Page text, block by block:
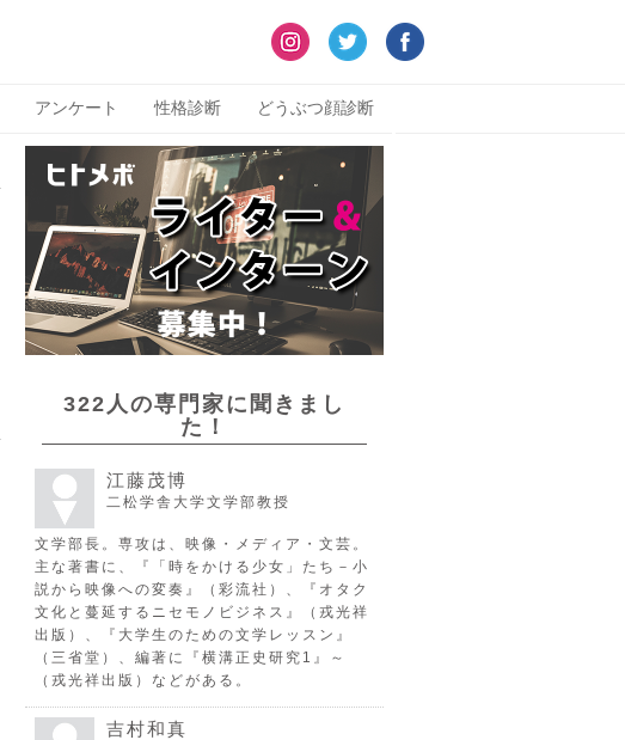
アンケート 性格診断 どうぶつ顔診断
322人の専門家に聞きまし
た！
江藤茂博
二松学舎大学文学部教授
文学部長。専攻は、映像・メディア・文芸。
主な著書に、『「時をかける少女」たち－小
説から映像への変奏』（彩流社）、『オタク
文化と蔓延するニセモノビジネス』（戎光祥
出版）、『大学生のための文学レッスン』
（三省堂）、編著に『横溝正史研究1』～
（戎光祥出版）などがある。
吉村和真